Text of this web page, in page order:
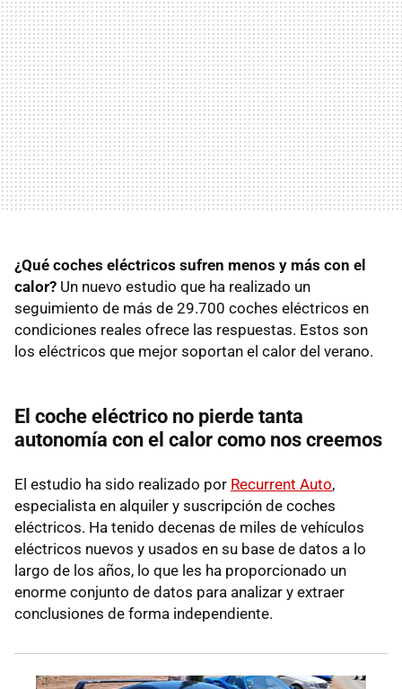
¿Qué coches eléctricos sufren menos y más con el
calor? Un nuevo estudio que ha realizado un
seguimiento de más de 29.700 coches eléctricos en
condiciones reales ofrece las respuestas. Estos son
los eléctricos que mejor soportan el calor del verano.
El coche eléctrico no pierde tanta
autonomía con el calor como nos creemos
El estudio ha sido realizado por Recurrent Auto,
especialista en alquiler y suscripción de coches
eléctricos. Ha tenido decenas de miles de vehículos
eléctricos nuevos y usados en su base de datos a lo
largo de los años, lo que les ha proporcionado un
enorme conjunto de datos para analizar y extraer
conclusiones de forma independiente.